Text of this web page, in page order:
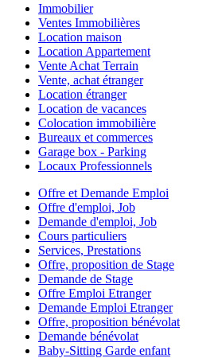
Immobilier
Ventes Immobilières
Location maison
Location Appartement
Vente Achat Terrain
Vente, achat étranger
Location étranger
Location de vacances
Colocation immobilière
Bureaux et commerces
Garage box - Parking
Locaux Professionnels
Offre et Demande Emploi
Offre d'emploi, Job
Demande d'emploi, Job
Cours particuliers
Services, Prestations
Offre, proposition de Stage
Demande de Stage
Offre Emploi Etranger
Demande Emploi Etranger
Offre, proposition bénévolat
Demande bénévolat
Baby-Sitting Garde enfant